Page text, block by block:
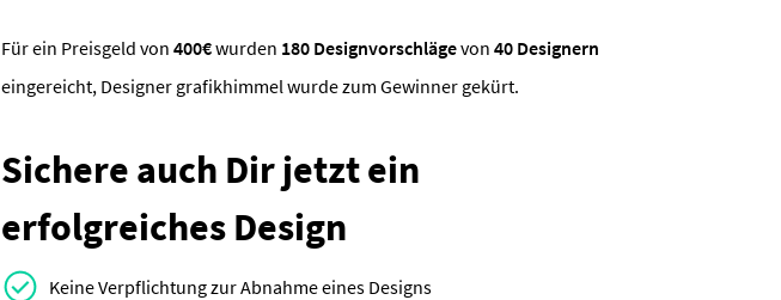
Für ein Preisgeld von 400€wurden 180 Designvorschlägevon 40 Designern
eingereicht, Designer grafikhimmel wurde zum Gewinner gekürt.
Sichere auch Dir jetzt ein
erfolgreiches Design
Keine Verpflichtung zur Abnahme eines Designs